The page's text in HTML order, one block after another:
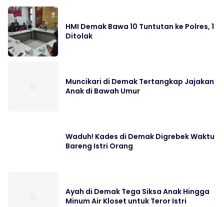
HMI Demak Bawa 10 Tuntutan ke Polres, 1
Ditolak
Muncikari di Demak Tertangkap Jajakan
Anak di Bawah Umur
Waduh! Kades di Demak Digrebek Waktu
Bareng Istri Orang
Ayah di Demak Tega Siksa Anak Hingga
Minum Air Kloset untuk Teror Istri